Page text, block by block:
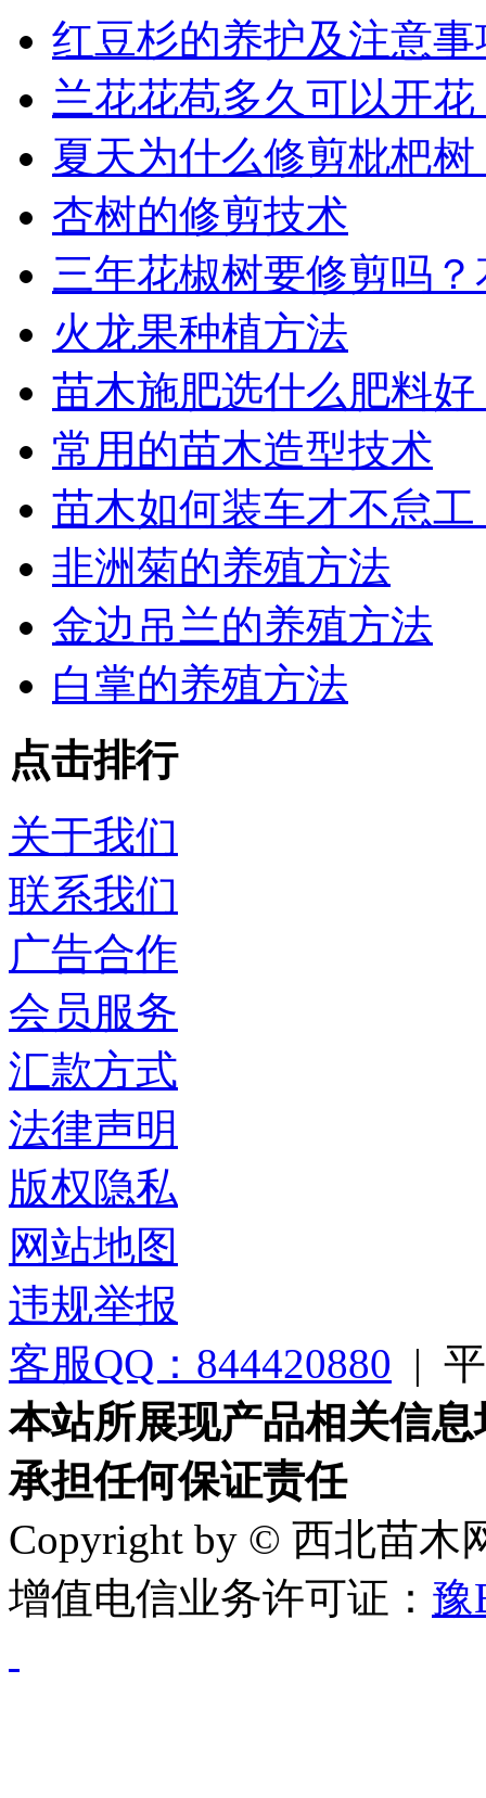
红豆杉的养护及注意事
兰花花苞多久可以开花
夏天为什么修剪枇杷树
杏树的修剪技术
三年花椒树要修剪吗
火龙果种植方法
苗木施肥选什么肥料好
常用的苗木造型技术
苗木如何装车才不怠
非洲菊的养殖方法
金边吊兰的养殖方法
白掌的养殖方法
点击排行
关于我们
联系我们
广告合作
会员服务
汇款方式
法律声明
版权隐私
网站地图
违规举报
客服QQ：844420880 |
本站所展现产品相关信
承担任何保证责任
Copyright by © 西北苗木
增值电信业务许可证： 豫